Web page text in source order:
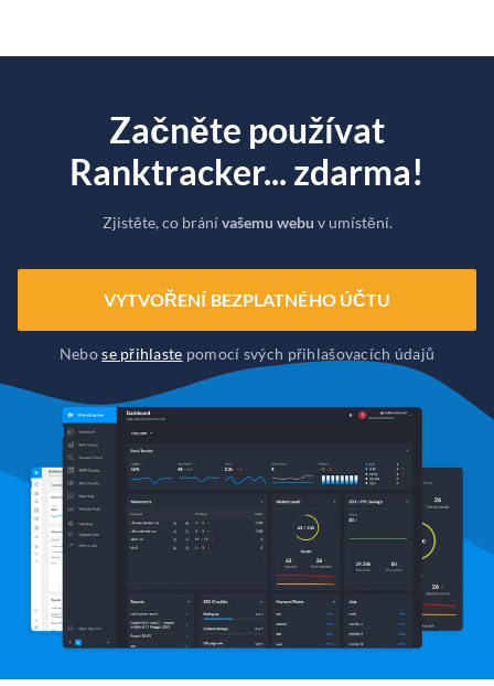
Začněte používat
Ranktracker... zdarma!
Zjistěte, co bránívašemu webu v umístění.
VYTVOŘENÍ BEZPLATNÉHO ÚČTU
Nebose přihlaste pomocí svých přihlašovacích údajů